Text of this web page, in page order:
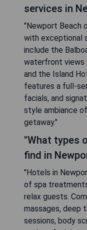
services in
"Newport Beach
with exceptional
include the
waterfront views
and the Island
features a full-
facials, and
style ambiance
getaway."
"What types
find in
"Hotels in
of spa
relax guests.
massages, deep
sessions, body